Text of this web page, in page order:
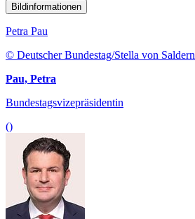
Bildinformationen
Petra Pau
© Deutscher Bundestag/Stella von Saldern
Pau, Petra
Bundestagsvizepräsidentin
()